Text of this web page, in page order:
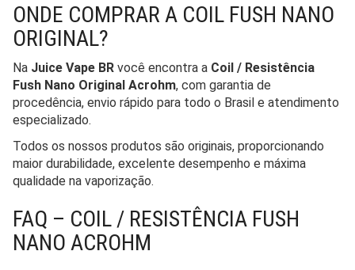
ONDE COMPRAR A COIL FUSH NANO
ORIGINAL?
Na Juice Vape BR você encontra a Coil / Resistência
Fush Nano Original Acrohm, com garantia de
procedência, envio rápido para todo o Brasil e atendimento
especializado.
Todos os nossos produtos são originais, proporcionando
maior durabilidade, excelente desempenho e máxima
qualidade na vaporização.
FAQ – COIL / RESISTÊNCIA FUSH
NANO ACROHM